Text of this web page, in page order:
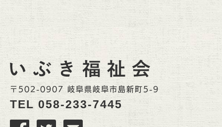
〒502-0907 岐阜県岐阜市島新町5-9
TEL 058-233-7445